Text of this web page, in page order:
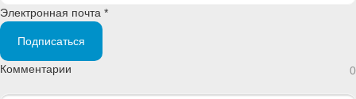
Электронная почта *
Подписаться
Комментарии 0